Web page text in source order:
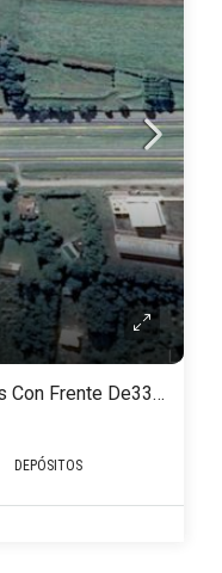
Fabrica 2000 Mts2 Construidos Con Frente De330 Mts Sobre Autopista
DEPÓSITOS